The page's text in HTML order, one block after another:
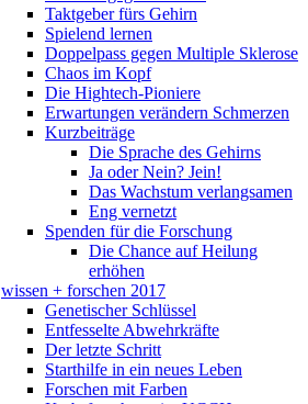
Taktgeber fürs Gehirn
Spielend lernen
Doppelpass gegen Multiple Sklerose
Chaos im Kopf
Die Hightech-Pioniere
Erwartungen verändern Schmerzen
Kurzbeiträge
Die Sprache des Gehirns
Ja oder Nein? Jein!
Das Wachstum verlangsamen
Eng vernetzt
Spenden für die Forschung
Die Chance auf Heilung
erhöhen
wissen + forschen 2017
Genetischer Schlüssel
Entfesselte Abwehrkräfte
Der letzte Schritt
Starthilfe in ein neues Leben
Forschen mit Farben